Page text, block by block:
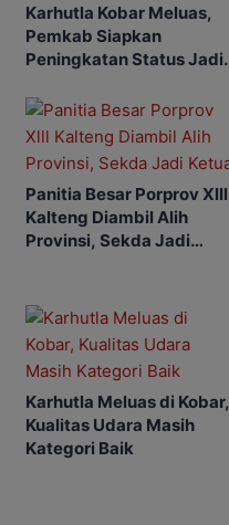
Karhutla Kobar Meluas,
Pemkab Siapkan
Peningkatan Status Jadi
Panitia Besar Porprov Xlll
Kalteng Diambil Alih
Provinsi, Sekda Jadi
Karhutla Meluas di Kobar,
Kualitas Udara Masih
Kategori Baik